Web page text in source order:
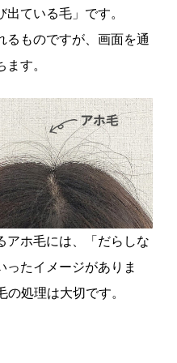
出ている毛」です。
るものですが、画面を通
す。
アホ毛には、「だらしな
ったイメージがありま
処理は大切です。